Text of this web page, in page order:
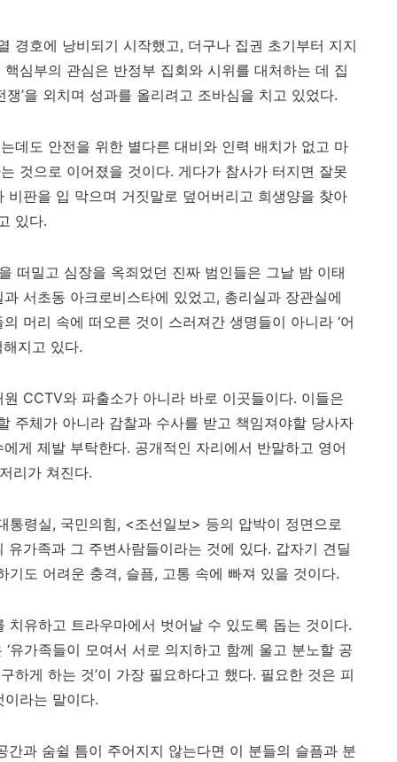
경호에 낭비되기 시작했고, 더구나 집권 초기부터 지지
심부의 관심은 반정부 집회와 시위를 대처하는 데 집
쟁’을 외치며 성과를 올리려고 조바심을 치고 있었다.
데도 안전을 위한 별다른 대비와 인력 배치가 없고 마
것으로 이어졌을 것이다. 게다가 참사가 터지면 잘못
비판을 입 막으며 거짓말로 덮어버리고 희생양을 찾아
있다.
떠밀고 심장을 옥죄었던 진짜 범인들은 그날 밤 이태
서초동 아크로비스타에 있었고, 총리실과 장관실에
머리 속에 떠오른 것이 스러져간 생명들이 아니라 ‘어
지고 있다.
CCTV와 파출소가 아니라 바로 이곳들이다. 이들은
주체가 아니라 감찰과 수사를 받고 책임져야할 당사자
게 제발 부탁한다. 공개적인 자리에서 반말하고 영어
리가 쳐진다.
통령실, 국민의힘, <조선일보> 등의 압박이 정면으로
유가족과 그 주변사람들이라는 것에 있다. 갑자기 견딜
기도 어려운 충격, 슬픔, 고통 속에 빠져 있을 것이다.
유하고 트라우마에서 벗어날 수 있도록 돕는 것이다.
‘유가족들이 모여서 서로 의지하고 함께 울고 분노할 공
하게 하는 것’이 가장 필요하다고 했다. 필요한 것은 피
이라는 말이다.
간과 숨쉴 틈이 주어지지 않는다면 이 분들의 슬픔과 분